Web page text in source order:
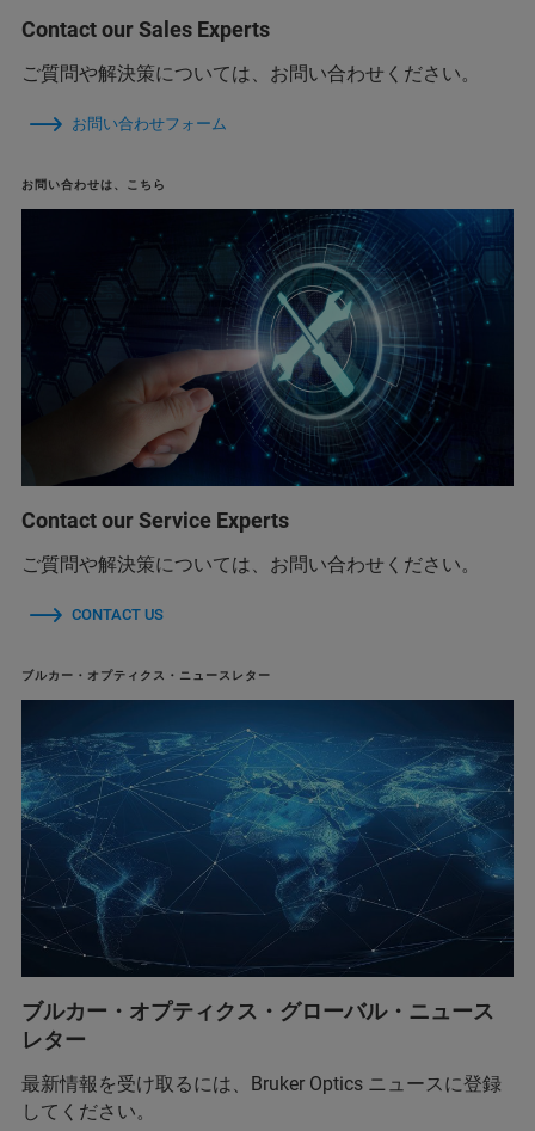
Contact our Sales Experts
ご質問や解決策については、お問い合わせください。
お問い合わせフォーム
お問い合わせは、こちら
Contact our Service Experts
ご質問や解決策については、お問い合わせください。
CONTACT US
ブルカー・オプティクス・ニュースレター
ブルカー・オプティクス・グローバル・ニュース
レター
最新情報を受け取るには、Bruker Optics ニュースに登録
してください。